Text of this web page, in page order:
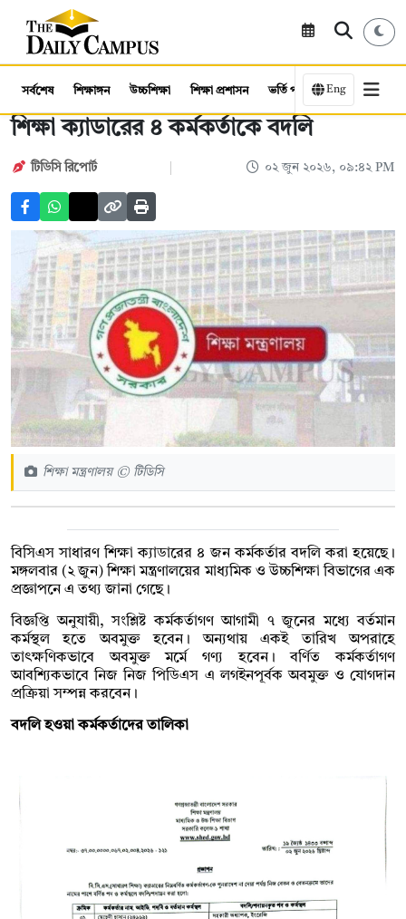
সর্বশেষ শিক্ষাঙ্গন উচ্চশিক্ষা শিক্ষা প্রশাসন ভর্তি পরীক্ষা কর্মসংস্থান
Eng
শিক্ষা ক্যাডারের ৪ কর্মকর্তাকে বদলি
টিডিসি রিপোর্ট ০২ জুন ২০২৬, ০৯:৪২ PM
শিক্ষা মন্ত্রণালয় © টিডিসি
বিসিএস সাধারণ শিক্ষা ক্যাডারের ৪ জন কর্মকর্তার বদলি করা হয়েছে।
মঙ্গলবার (২ জুন) শিক্ষা মন্ত্রণালয়ের মাধ্যমিক ও উচ্চশিক্ষা বিভাগের এক
প্রজ্ঞাপনে এ তথ্য জানা গেছে।
বিজ্ঞপ্তি অনুযায়ী, সংশ্লিষ্ট কর্মকর্তাগণ আগামী ৭ জুনের মধ্যে বর্তমান
কর্মস্থল হতে অবমুক্ত হবেন। অন্যথায় একই তারিখ অপরাহে
তাৎক্ষণিকভাবে অবমুক্ত মর্মে গণ্য হবেন। বর্ণিত কর্মকর্তাগণ
আবশ্যিকভাবে নিজ নিজ পিডিএস এ লগইনপূর্বক অবমুক্ত ও যোগদান
প্রক্রিয়া সম্পন্ন করবেন।
বদলি হওয়া কর্মকর্তাদের তালিকা